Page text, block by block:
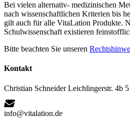
Bei vielen alternativ- medizinischen
nach wissenschaftlichen Kriterien bis
gilt auch für alle VitaLation Produkte.
Schulwissenschaft existieren
Bitte beachten Sie unseren
Kontakt
Christian Schneider Leichlingerstr. 4b
info@vitalation.de